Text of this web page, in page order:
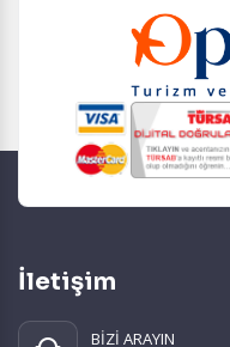
İletişim
BİZİ ARAYIN